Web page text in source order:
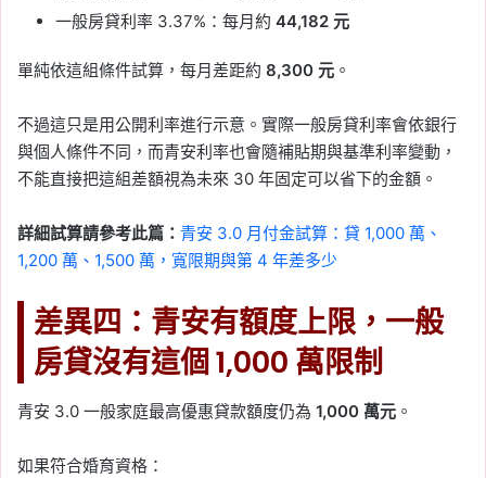
一般房貸利率 3.37%：每月約 44,182 元
單純依這組條件試算，每月差距約 8,300 元 。
不過這只是用公開利率進行示意。實際一般房貸利率會依銀行
與個人條件不同，而青安利率也會隨補貼期與基準利率變動，
不能直接把這組差額視為未來 30 年固定可以省下的金額。
詳細試算請參考此篇： 青安 3.0 月付金試算：貸 1,000 萬、
1,200 萬、1,500 萬，寬限期與第 4 年差多少
差異四：青安有額度上限，一般
房貸沒有這個 1,000 萬限制
青安 3.0 一般家庭最高優惠貸款額度仍為 1,000 萬元 。
如果符合婚育資格：